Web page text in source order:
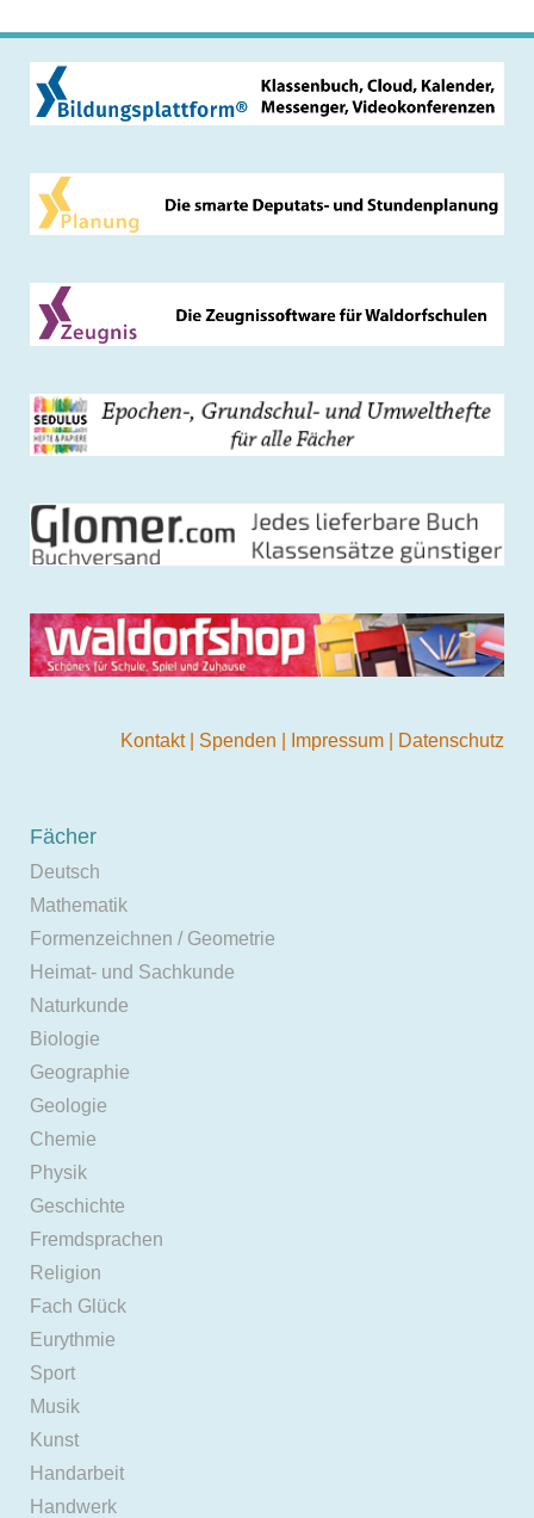
Kontakt Spenden Impressum Datenschutz
Fächer
Deutsch
Mathematik
Formenzeichnen / Geometrie
Heimat- und Sachkunde
Naturkunde
Biologie
Geographie
Geologie
Chemie
Physik
Geschichte
Fremdsprachen
Religion
Fach Glück
Eurythmie
Sport
Musik
Kunst
Handarbeit
Handwerk